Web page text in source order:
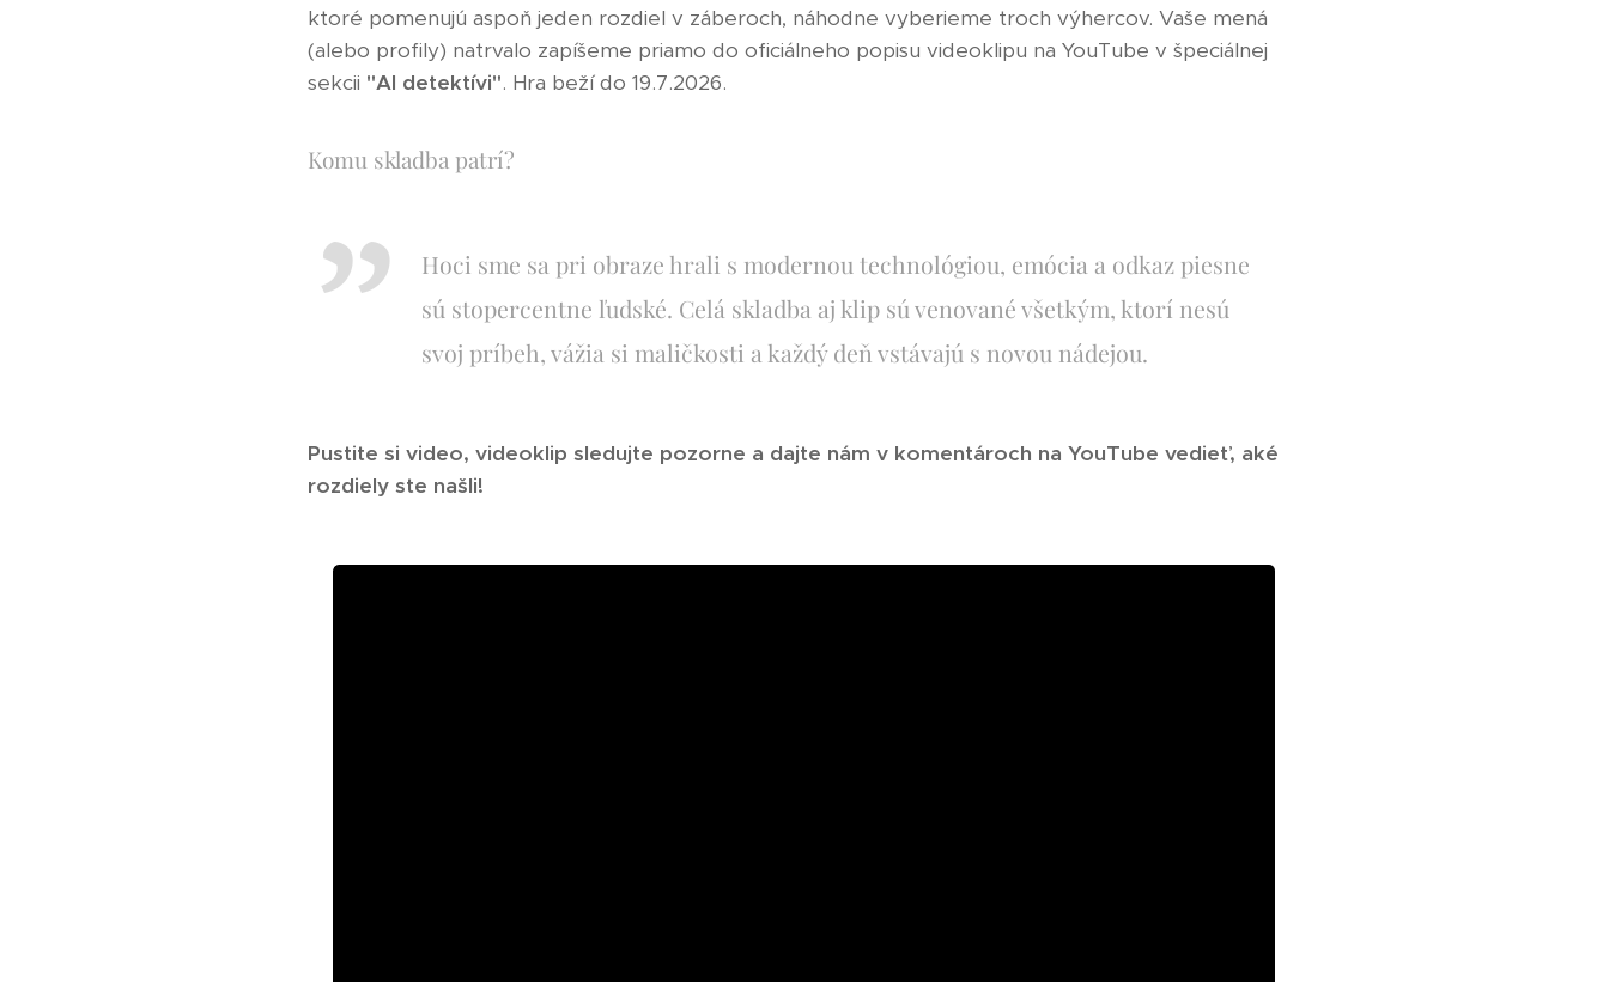
ktoré pomenujú aspoň jeden rozdiel v záberoch, náhodne vyberieme troch výhercov. Vaše mená
(alebo profily) natrvalo zapíšeme priamo do oficiálneho popisu videoklipu na YouTube v špeciálnej
sekcii "AI detektívi". Hra beží do 19.7.2026.
Komu skladba patrí?
Hoci sme sa pri obraze hrali s modernou technológiou, emócia a odkaz piesne
sú stopercentne ľudské. Celá skladba aj klip sú venované všetkým, ktorí nesú
svoj príbeh, vážia si maličkosti a každý deň vstávajú s novou nádejou.
Pustite si video, videoklip sledujte pozorne a dajte nám v komentároch na YouTube vedieť, aké
rozdiely ste našli!